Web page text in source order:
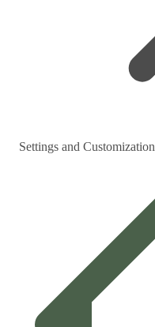
Settings and Customization